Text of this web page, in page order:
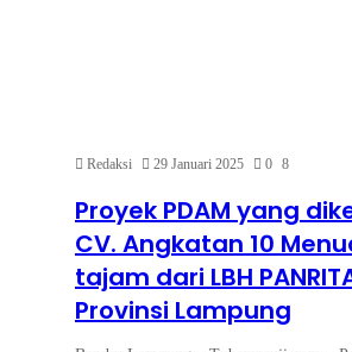
Redaksi 29 Januari 2025 0 8
Proyek PDAM yang
CV. Angkatan 10
tajam dari LBH
Provinsi Lampung